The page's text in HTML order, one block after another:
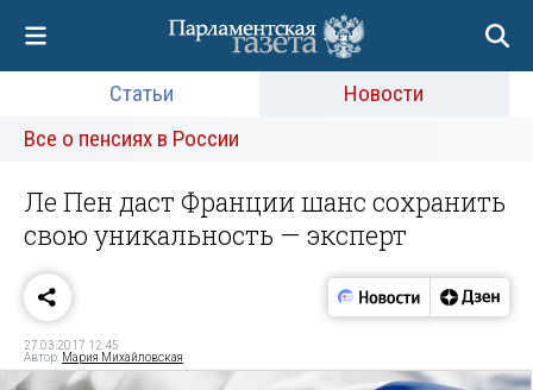
Статьи
Новости
Все о пенсиях в России
Ле Пен даст Франции шанс сохранить
свою уникальность — эксперт
27.03.2017 12:45
Автор: Мария Михайловская